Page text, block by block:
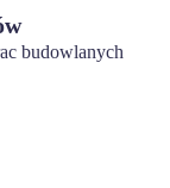
budowlanych